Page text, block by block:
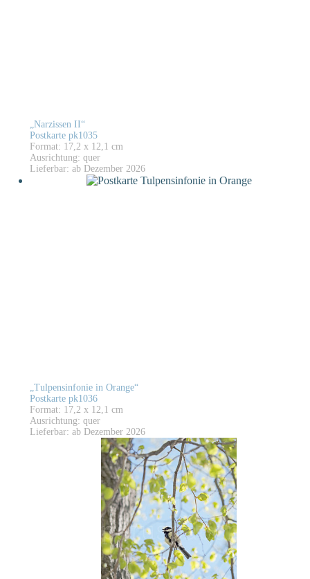
„Narzissen II“
Postkarte pk1035
Format: 17,2 x 12,1 cm
Ausrichtung: quer
Lieferbar: ab Dezember 2026
„Tulpensinfonie in Orange“
Postkarte pk1036
Format: 17,2 x 12,1 cm
Ausrichtung: quer
Lieferbar: ab Dezember 2026